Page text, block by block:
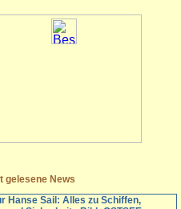
gelesene News